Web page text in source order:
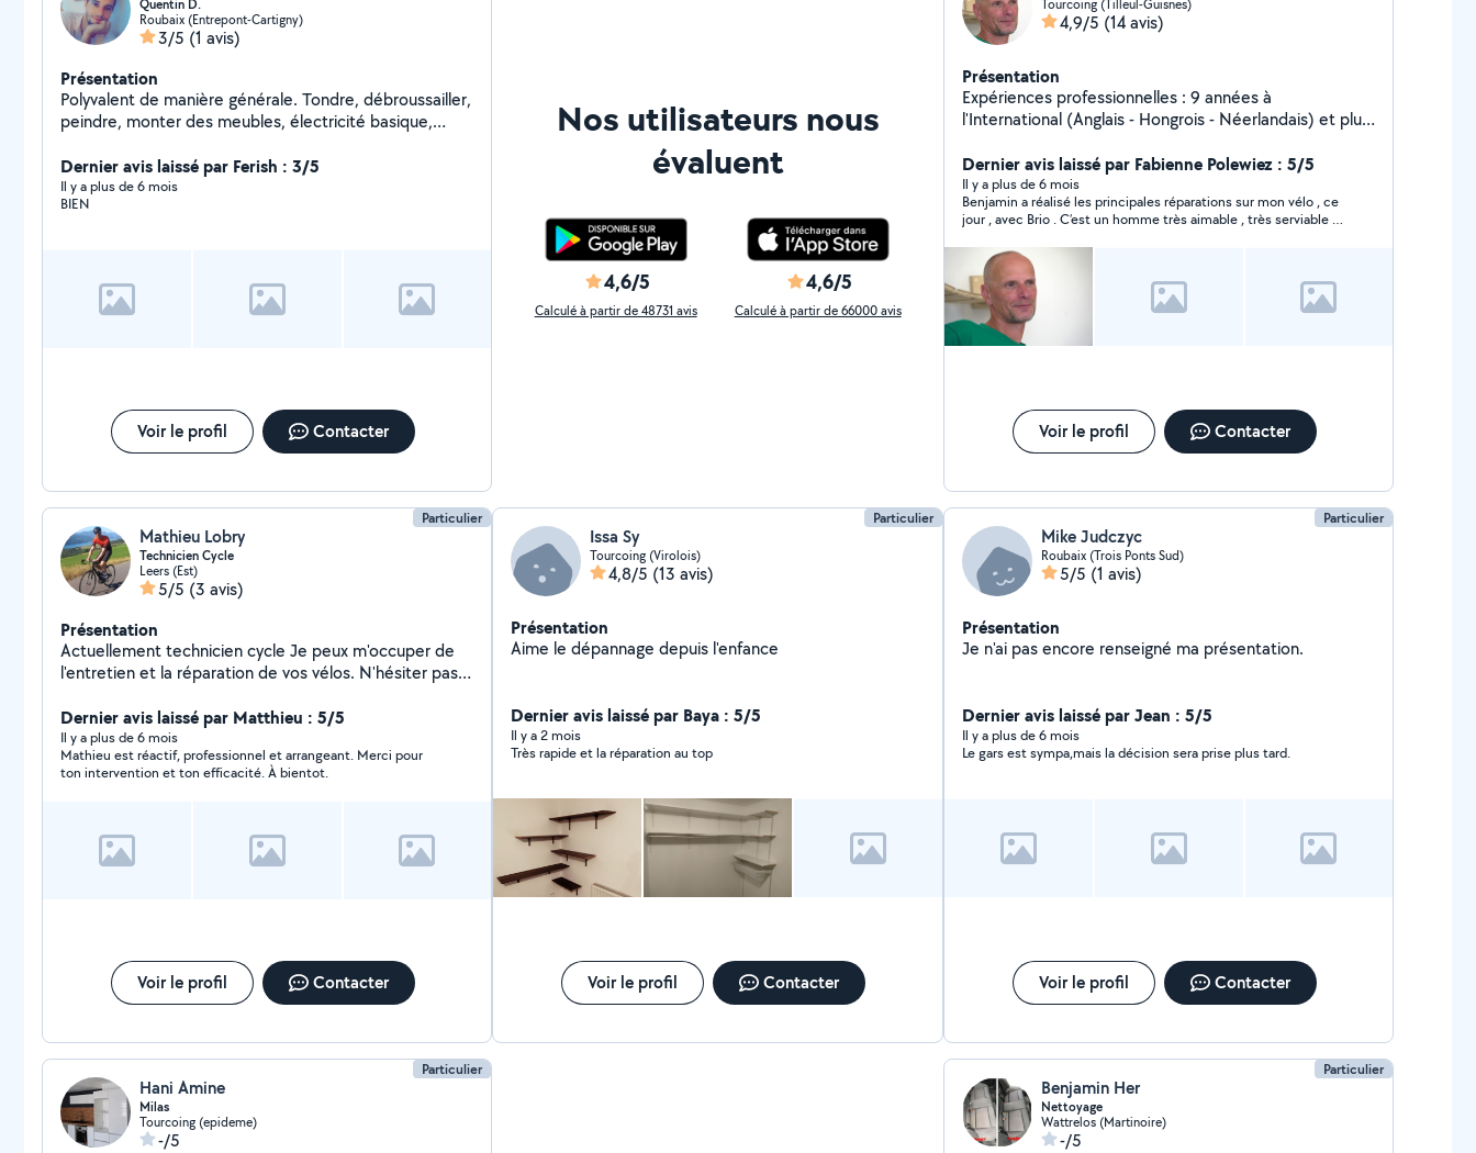
Quentin D.
Roubaix (Entrepont-Cartigny)
3/5 (1 avis)
Présentation
Polyvalent de manière générale. Tondre, débroussailler,
peindre, monter des meubles, électricité basique,
Dernier avis laissé par Ferish : 3/5
Il y a plus de 6 mois
BIEN
Voir le profil Contacter
Nos utilisateurs nous
évaluent
4,6/5
Calculé à partir de 48731 avis
4,6/5
Calculé à partir de 66000 avis
Tourcoing (Tilleul-Guisnes)
4,9/5 (14 avis)
Présentation
Expériences professionnelles : 9 années à
l'International (Anglais - Hongrois - Néerlandais) et plus
Je vous accompagne dans les domaines suivants :
conseils en gestion de patrimoine + apprentissage en
langues étrangères business + co-voiturage + réparation
vélos + couture.
Dernier avis laissé par Fabienne Polewiez : 5/5
Il y a plus de 6 mois
Benjamin a réalisé les principales réparations sur mon vélo , ce
jour , avec Brio . C’est un homme très aimable , très serviable et
Voir le profil Contacter
Particulier
Mathieu Lobry
Technicien Cycle
Leers (Est)
5/5 (3 avis)
Présentation
Actuellement technicien cycle Je peux m'occuper de
l'entretien et la réparation de vos vélos. N'hésiter pas à
de préférence la réparation à effectuer où le problème
que vous avez pu détecter. Je reviendrais vers vous
assez rapidement avec un devis Merci d'avance
Dernier avis laissé par Matthieu : 5/5
Il y a plus de 6 mois
Mathieu est réactif, professionnel et arrangeant. Merci pour
ton intervention et ton efficacité. À bientot.
Voir le profil Contacter
Particulier
Issa Sy
Tourcoing (Virolois)
4,8/5 (13 avis)
Présentation
Aime le dépannage depuis l'enfance
Dernier avis laissé par Baya : 5/5
Il y a 2 mois
Très rapide et la réparation au top
Voir le profil Contacter
Particulier
Mike Judczyc
Roubaix (Trois Ponts Sud)
5/5 (1 avis)
Présentation
Je n'ai pas encore renseigné ma présentation.
Dernier avis laissé par Jean : 5/5
Il y a plus de 6 mois
Le gars est sympa,mais la décision sera prise plus tard.
Voir le profil Contacter
Particulier
Hani Amine
Milas
Tourcoing (epideme)
-/5
Particulier
Benjamin Her
Nettoyage
Wattrelos (Martinoire)
-/5